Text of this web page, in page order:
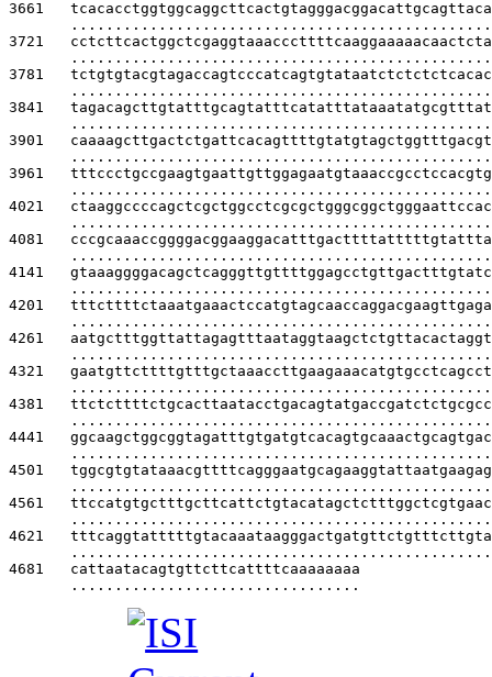
3661
3721
3781
3841
3901
3961
4021
4081
4141
4201
4261
4321
4381
4441
4501
4561
4621
4681
.................................